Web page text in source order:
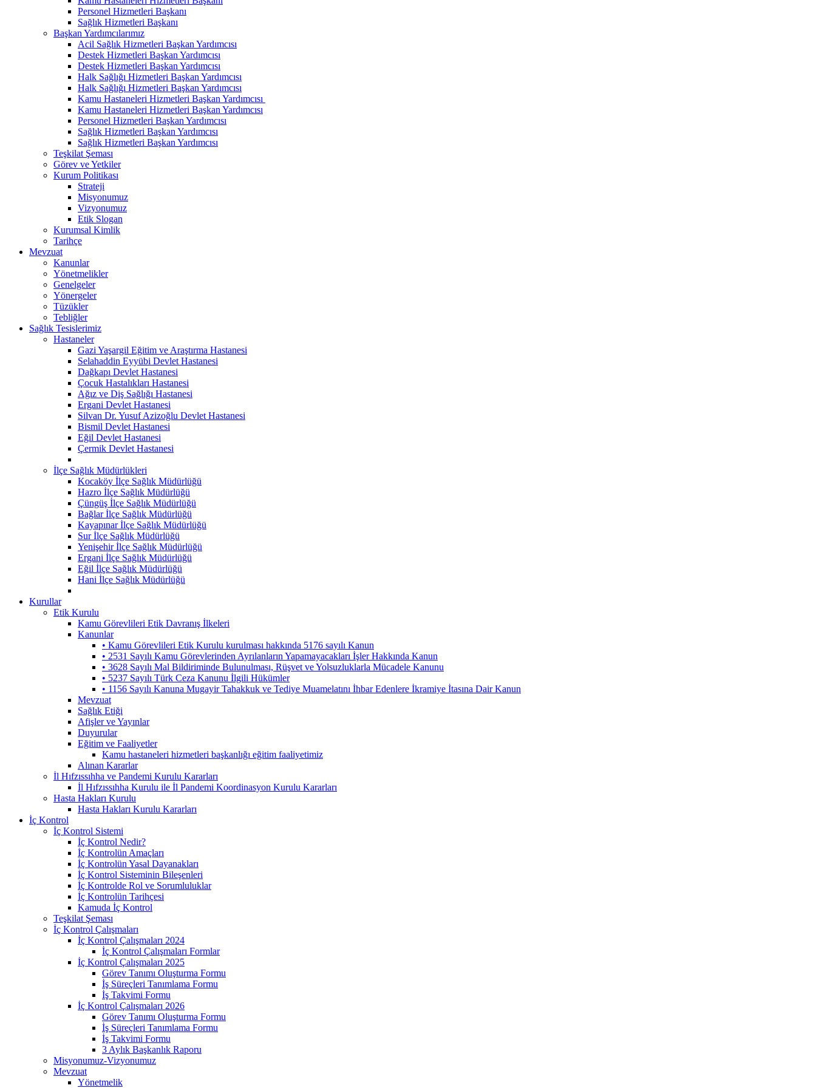
Personel Hizmetleri Başkanı
Sağlık Hizmetleri Başkanı
Başkan Yardımcılarımız
Acil Sağlık Hizmetleri Başkan Yardımcısı
Destek Hizmetleri Başkan Yardımcısı
Destek Hizmetleri Başkan Yardımcısı
Halk Sağlığı Hizmetleri Başkan Yardımcısı
Halk Sağlığı Hizmetleri Başkan Yardımcısı
Kamu Hastaneleri Hizmetleri Başkan Yardımcısı ​
Kamu Hastaneleri Hizmetleri Başkan Yardımcısı
Personel Hizmetleri Başkan Yardımcısı
Sağlık Hizmetleri Başkan Yardımcısı
Sağlık Hizmetleri Başkan Yardımcısı
Teşkilat Şeması
Görev ve Yetkiler
Kurum Politikası
Strateji
Misyonumuz
Vizyonumuz
Etik Slogan
Kurumsal Kimlik
Tarihçe
Mevzuat
Kanunlar
Yönetmelikler
Genelgeler
Yönergeler
Tüzükler
Tebliğler
Sağlık Tesislerimiz
Hastaneler
Gazi Yaşargil Eğitim ve Araştırma Hastanesi
Selahaddin Eyyübi Devlet Hastanesi
Dağkapı Devlet Hastanesi
Çocuk Hastalıkları Hastanesi
Ağız ve Diş Sağlığı Hastanesi
Ergani Devlet Hastanesi
Silvan Dr. Yusuf Azizoğlu Devlet Hastanesi
Bismil Devlet Hastanesi
Eğil Devlet Hastanesi
Çermik Devlet Hastanesi
İlçe Sağlık Müdürlükleri
Kocaköy İlçe Sağlık Müdürlüğü
Hazro İlçe Sağlık Müdürlüğü
Çüngüş İlçe Sağlık Müdürlüğü
Bağlar İlçe Sağlık Müdürlüğü
Kayapınar İlçe Sağlık Müdürlüğü
Sur İlçe Sağlık Müdürlüğü
Yenişehir İlçe Sağlık Müdürlüğü
Ergani İlçe Sağlık Müdürlüğü
Eğil İlçe Sağlık Müdürlüğü
Hani İlçe Sağlık Müdürlüğü
Kurullar
Etik Kurulu
Kamu Görevlileri Etik Davranış İlkeleri
Kanunlar
• Kamu Görevlileri Etik Kurulu kurulması hakkında 5176 sayılı Kanun
• 2531 Sayılı Kamu Görevlerinden Ayrılanların Yapamayacakları İşler Hakkında Kanun
• 3628 Sayılı Mal Bildiriminde Bulunulması, Rüşvet ve Yolsuzluklarla Mücadele Kanunu
• 5237 Sayılı Türk Ceza Kanunu İlgili Hükümler
• 1156 Sayılı Kanuna Mugayir Tahakkuk ve Tediye Muamelatını İhbar Edenlere İkramiye İtasına Dair Kanun
Mevzuat
Sağlık Etiği
Afişler ve Yayınlar
Duyurular
Eğitim ve Faaliyetler
Kamu hastaneleri hizmetleri başkanlığı eğitim faaliyetimiz
Alınan Kararlar
İl Hıfzıssıhha ve Pandemi Kurulu Kararları
İl Hıfzıssıhha Kurulu ile İl Pandemi Koordinasyon Kurulu Kararları
Hasta Hakları Kurulu
Hasta Hakları Kurulu Kararları
İç Kontrol
İç Kontrol Sistemi
İç Kontrol Nedir?
İç Kontrolün Amaçları
İç Kontrolün Yasal Dayanakları
İç Kontrol Sisteminin Bileşenleri
İç Kontrolde Rol ve Sorumluluklar
İç Kontrolün Tarihçesi
Kamuda İç Kontrol
Teşkilat Şeması
İç Kontrol Çalışmaları
İç Kontrol Çalışmaları 2024
İç Kontrol Çalışmaları Formlar
İç Kontrol Çalışmaları 2025
Görev Tanımı Oluşturma Formu
İş Süreçleri Tanımlama Formu
İş Takvimi Formu
İç Kontrol Çalışmaları 2026
Görev Tanımı Oluşturma Formu
İş Süreçleri Tanımlama Formu
İş Takvimi Formu
3 Aylık Başkanlık Raporu
Misyonumuz-Vizyonumuz
Mevzuat
Yönetmelik